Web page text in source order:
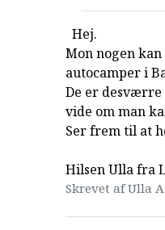
Hej.
Mon nogen
autocamper i
De er
vide om man
Ser frem til at
Hilsen Ulla fra
Skrevet af Ulla